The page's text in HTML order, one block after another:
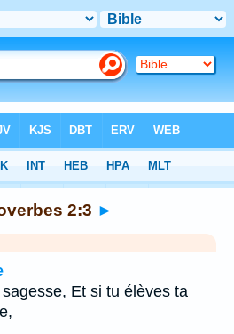
2:3 ►
Et si tu élèves ta